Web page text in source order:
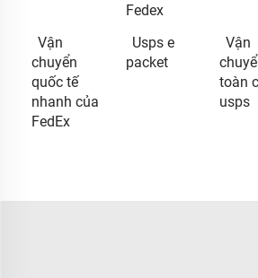
Fedex
Vận
chuyển
quốc tế
nhanh của
FedEx
Usps e
packet
Vận
toàn
usps